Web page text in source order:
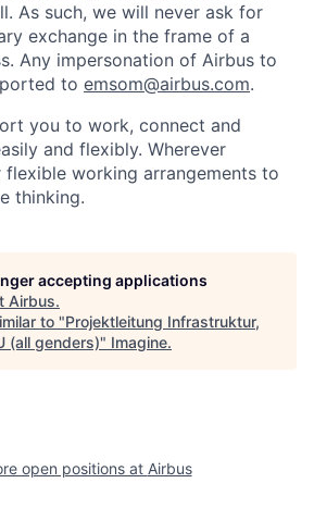
As such, we will never ask for
exchange in the frame of a
Any impersonation of Airbus to
to emsom@airbus.com.
you to work, connect and
and flexibly. Wherever
working arrangements to
thinking.
accepting applications
Airbus.
to "Projektleitung Infrastruktur,
(all genders)" Imagine.
open positions at Airbus